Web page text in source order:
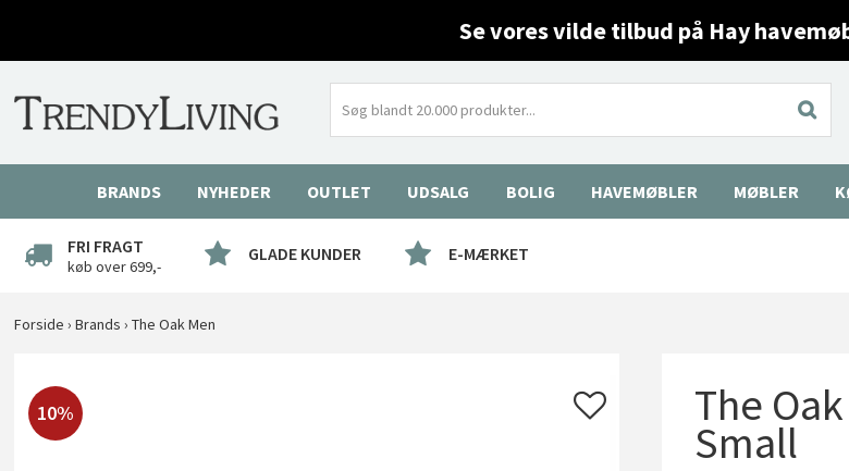
Se vores vilde tilbud på Hay
BRANDS NYHEDER OUTLET UDSALG BOLIG HAVEMØBLER MØBLER
FRI FRAGT
køb over 699,-
GLADE KUNDER E-MÆRKET
Forside ›Brands ›The Oak Men
10% The
Small